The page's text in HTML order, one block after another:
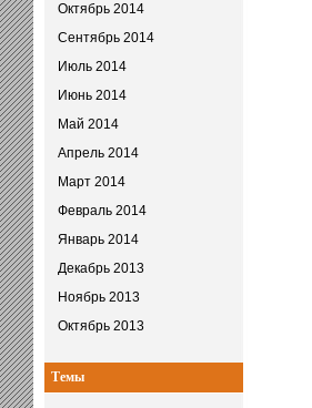
Октябрь 2014
Сентябрь 2014
Июль 2014
Июнь 2014
Май 2014
Апрель 2014
Март 2014
Февраль 2014
Январь 2014
Декабрь 2013
Ноябрь 2013
Октябрь 2013
Темы